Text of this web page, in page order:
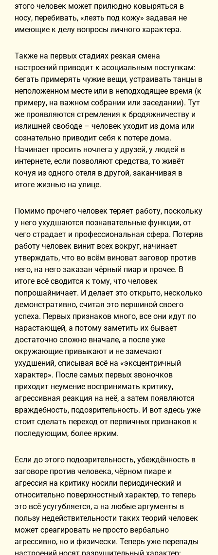
этого человек может прилюдно ковыряться в
носу, перебивать, «лезть под кожу» задавая не
имеющие к делу вопросы личного характера.
Также на первых стадиях резкая смена
настроений приводит к асоциальным поступкам:
бегать примерять чужие вещи, устраивать танцы в
неположенном месте или в неподходящее время (к
примеру, на важном собрании или заседании). Тут
же проявляются стремления к бродяжничеству и
излишней свободе – человек уходит из дома или
сознательно приводит себя к потере дома.
Начинает просить ночлега у друзей, у людей в
интернете, если позволяют средства, то живёт
кочуя из одного отеля в другой, заканчивая в
итоге жизнью на улице.
Помимо прочего человек теряет работу, поскольку
у него ухудшаются познавательные функции, от
чего страдает и профессиональная сфера. Потеряв
работу человек винит всех вокруг, начинает
утверждать, что во всём виноват заговор против
него, на него заказан чёрный пиар и прочее. В
итоге всё сводится к тому, что человек
попрошайничает. И делает это открыто, несколько
демонстративно, считая это вершиной своего
успеха. Первых признаков много, все они идут по
нарастающей, а потому заметить их бывает
достаточно сложно вначале, а после уже
окружающие привыкают и не замечают
ухудшений, списывая всё на «эксцентричный
характер». После самых первых звоночков
приходит неумение воспринимать критику,
агрессивная реакция на неё, а затем появляются
враждебность, подозрительность. И вот здесь уже
стоит сделать переход от первичных признаков к
последующим, более ярким.
Если до этого подозрительность, убеждённость в
заговоре против человека, чёрном пиаре и
агрессия на критику носили периодический и
относительно поверхностный характер, то теперь
это всё усугубляется, а на любые аргументы в
пользу недействительности таких теорий человек
может среагировать не просто вербально
агрессивно, но и физически. Теперь уже перепады